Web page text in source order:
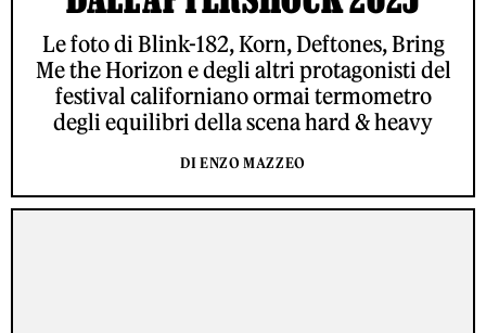
Le foto di Blink-182, Korn, Deftones, Bring
Me the Horizon e degli altri protagonisti del
festival californiano ormai termometro
degli equilibri della scena hard & heavy
DI ENZO MAZZEO